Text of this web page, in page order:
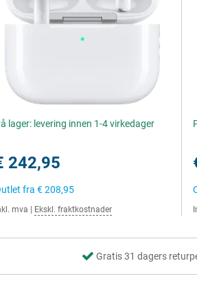
lager: levering innen 1-4 virkedager
242,95
fra € 208,95
mva Ekskl. fraktkostnader
Gratis 31 dagers